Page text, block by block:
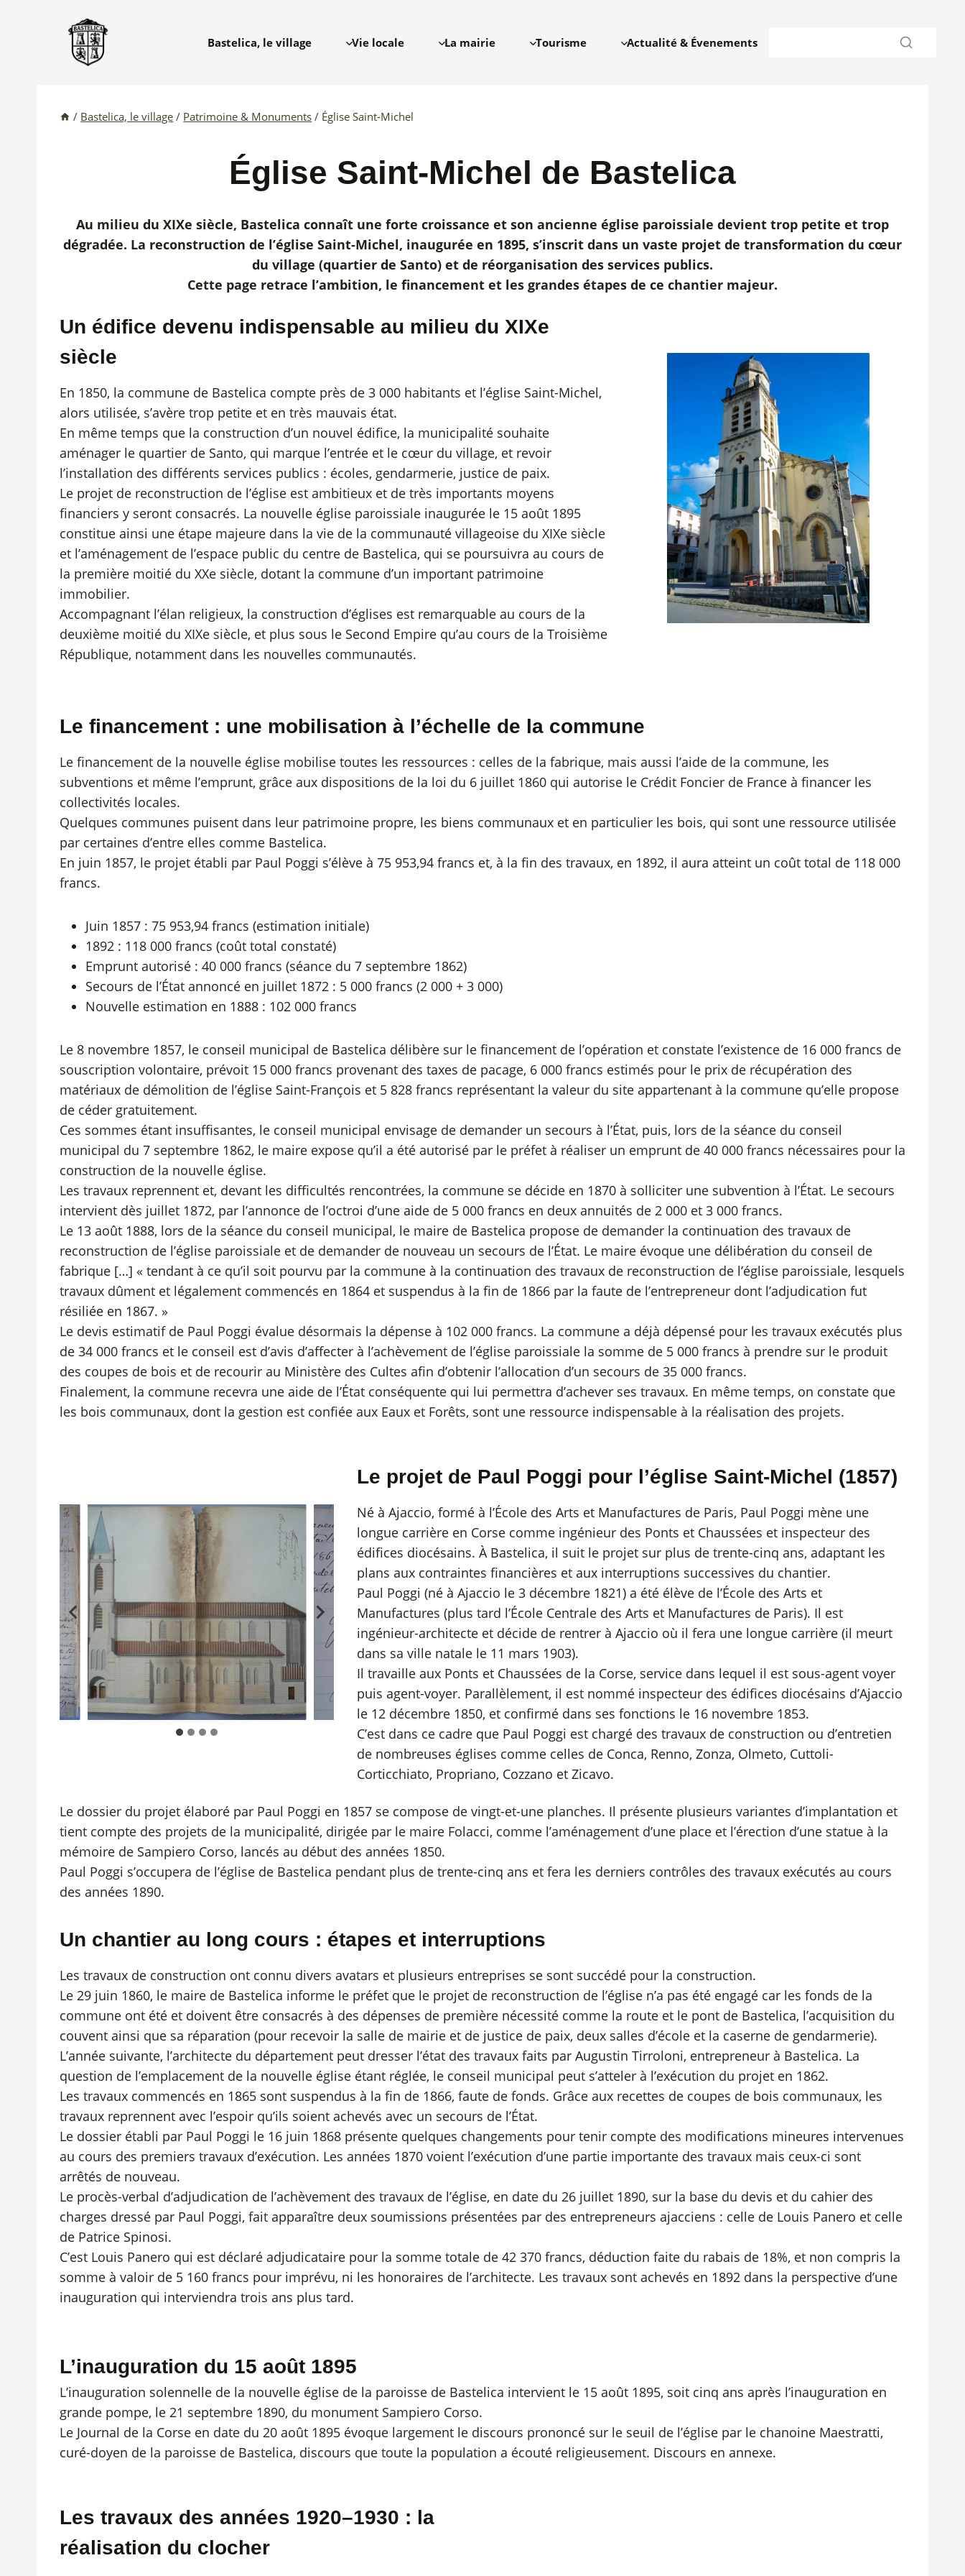
Bastelica, le village Vie locale La mairie Tourisme Actualité & Évenements
/ Bastelica, le village / Patrimoine & Monuments / Église Saint-Michel
Église Saint-Michel de Bastelica
Au milieu du XIXe siècle, Bastelica connaît une forte croissance et son ancienne église paroissiale devient trop petite et trop
dégradée. La reconstruction de l’église Saint-Michel, inaugurée en 1895, s’inscrit dans un vaste projet de transformation du cœur
du village (quartier de Santo) et de réorganisation des services publics.
Cette page retrace l’ambition, le financement et les grandes étapes de ce chantier majeur.
Un édifice devenu indispensable au milieu du XIXe
siècle
En 1850, la commune de Bastelica compte près de 3 000 habitants et l’église Saint-Michel,
alors utilisée, s’avère trop petite et en très mauvais état.
En même temps que la construction d’un nouvel édifice, la municipalité souhaite
aménager le quartier de Santo, qui marque l’entrée et le cœur du village, et revoir
l’installation des différents services publics : écoles, gendarmerie, justice de paix.
Le projet de reconstruction de l’église est ambitieux et de très importants moyens
financiers y seront consacrés. La nouvelle église paroissiale inaugurée le 15 août 1895
constitue ainsi une étape majeure dans la vie de la communauté villageoise du XIXe siècle
et l’aménagement de l’espace public du centre de Bastelica, qui se poursuivra au cours de
la première moitié du XXe siècle, dotant la commune d’un important patrimoine
immobilier.
Accompagnant l’élan religieux, la construction d’églises est remarquable au cours de la
deuxième moitié du XIXe siècle, et plus sous le Second Empire qu’au cours de la Troisième
République, notamment dans les nouvelles communautés.
Le financement : une mobilisation à l’échelle de la commune
Le financement de la nouvelle église mobilise toutes les ressources : celles de la fabrique, mais aussi l’aide de la commune, les
subventions et même l’emprunt, grâce aux dispositions de la loi du 6 juillet 1860 qui autorise le Crédit Foncier de France à financer les
collectivités locales.
Quelques communes puisent dans leur patrimoine propre, les biens communaux et en particulier les bois, qui sont une ressource utilisée
par certaines d’entre elles comme Bastelica.
En juin 1857, le projet établi par Paul Poggi s’élève à 75 953,94 francs et, à la fin des travaux, en 1892, il aura atteint un coût total de 118 000
francs.
Juin 1857 : 75 953,94 francs (estimation initiale)
1892 : 118 000 francs (coût total constaté)
Emprunt autorisé : 40 000 francs (séance du 7 septembre 1862)
Secours de l’État annoncé en juillet 1872 : 5 000 francs (2 000 + 3 000)
Nouvelle estimation en 1888 : 102 000 francs
Le 8 novembre 1857, le conseil municipal de Bastelica délibère sur le financement de l’opération et constate l’existence de 16 000 francs de
souscription volontaire, prévoit 15 000 francs provenant des taxes de pacage, 6 000 francs estimés pour le prix de récupération des
matériaux de démolition de l’église Saint-François et 5 828 francs représentant la valeur du site appartenant à la commune qu’elle propose
de céder gratuitement.
Ces sommes étant insuffisantes, le conseil municipal envisage de demander un secours à l’État, puis, lors de la séance du conseil
municipal du 7 septembre 1862, le maire expose qu’il a été autorisé par le préfet à réaliser un emprunt de 40 000 francs nécessaires pour la
construction de la nouvelle église.
Les travaux reprennent et, devant les difficultés rencontrées, la commune se décide en 1870 à solliciter une subvention à l’État. Le secours
intervient dès juillet 1872, par l’annonce de l’octroi d’une aide de 5 000 francs en deux annuités de 2 000 et 3 000 francs.
Le 13 août 1888, lors de la séance du conseil municipal, le maire de Bastelica propose de demander la continuation des travaux de
reconstruction de l’église paroissiale et de demander de nouveau un secours de l’État. Le maire évoque une délibération du conseil de
fabrique […] « tendant à ce qu’il soit pourvu par la commune à la continuation des travaux de reconstruction de l’église paroissiale, lesquels
travaux dûment et légalement commencés en 1864 et suspendus à la fin de 1866 par la faute de l’entrepreneur dont l’adjudication fut
résiliée en 1867. »
Le devis estimatif de Paul Poggi évalue désormais la dépense à 102 000 francs. La commune a déjà dépensé pour les travaux exécutés plus
de 34 000 francs et le conseil est d’avis d’affecter à l’achèvement de l’église paroissiale la somme de 5 000 francs à prendre sur le produit
des coupes de bois et de recourir au Ministère des Cultes afin d’obtenir l’allocation d’un secours de 35 000 francs.
Finalement, la commune recevra une aide de l’État conséquente qui lui permettra d’achever ses travaux. En même temps, on constate que
les bois communaux, dont la gestion est confiée aux Eaux et Forêts, sont une ressource indispensable à la réalisation des projets.
Le projet de Paul Poggi pour l’église Saint-Michel (1857)
Né à Ajaccio, formé à l’École des Arts et Manufactures de Paris, Paul Poggi mène une
longue carrière en Corse comme ingénieur des Ponts et Chaussées et inspecteur des
édifices diocésains. À Bastelica, il suit le projet sur plus de trente-cinq ans, adaptant les
plans aux contraintes financières et aux interruptions successives du chantier.
Paul Poggi (né à Ajaccio le 3 décembre 1821) a été élève de l’École des Arts et
Manufactures (plus tard l’École Centrale des Arts et Manufactures de Paris). Il est
ingénieur-architecte et décide de rentrer à Ajaccio où il fera une longue carrière (il meurt
dans sa ville natale le 11 mars 1903).
Il travaille aux Ponts et Chaussées de la Corse, service dans lequel il est sous-agent voyer
puis agent-voyer. Parallèlement, il est nommé inspecteur des édifices diocésains d’Ajaccio
le 12 décembre 1850, et confirmé dans ses fonctions le 16 novembre 1853.
C’est dans ce cadre que Paul Poggi est chargé des travaux de construction ou d’entretien
de nombreuses églises comme celles de Conca, Renno, Zonza, Olmeto, Cuttoli-
Corticchiato, Propriano, Cozzano et Zicavo.
Le dossier du projet élaboré par Paul Poggi en 1857 se compose de vingt-et-une planches. Il présente plusieurs variantes d’implantation et
tient compte des projets de la municipalité, dirigée par le maire Folacci, comme l’aménagement d’une place et l’érection d’une statue à la
mémoire de Sampiero Corso, lancés au début des années 1850.
Paul Poggi s’occupera de l’église de Bastelica pendant plus de trente-cinq ans et fera les derniers contrôles des travaux exécutés au cours
des années 1890.
Un chantier au long cours : étapes et interruptions
Les travaux de construction ont connu divers avatars et plusieurs entreprises se sont succédé pour la construction.
Le 29 juin 1860, le maire de Bastelica informe le préfet que le projet de reconstruction de l’église n’a pas été engagé car les fonds de la
commune ont été et doivent être consacrés à des dépenses de première nécessité comme la route et le pont de Bastelica, l’acquisition du
couvent ainsi que sa réparation (pour recevoir la salle de mairie et de justice de paix, deux salles d’école et la caserne de gendarmerie).
L’année suivante, l’architecte du département peut dresser l’état des travaux faits par Augustin Tirroloni, entrepreneur à Bastelica. La
question de l’emplacement de la nouvelle église étant réglée, le conseil municipal peut s’atteler à l’exécution du projet en 1862.
Les travaux commencés en 1865 sont suspendus à la fin de 1866, faute de fonds. Grâce aux recettes de coupes de bois communaux, les
travaux reprennent avec l’espoir qu’ils soient achevés avec un secours de l’État.
Le dossier établi par Paul Poggi le 16 juin 1868 présente quelques changements pour tenir compte des modifications mineures intervenues
au cours des premiers travaux d’exécution. Les années 1870 voient l’exécution d’une partie importante des travaux mais ceux-ci sont
arrêtés de nouveau.
Le procès-verbal d’adjudication de l’achèvement des travaux de l’église, en date du 26 juillet 1890, sur la base du devis et du cahier des
charges dressé par Paul Poggi, fait apparaître deux soumissions présentées par des entrepreneurs ajacciens : celle de Louis Panero et celle
de Patrice Spinosi.
C’est Louis Panero qui est déclaré adjudicataire pour la somme totale de 42 370 francs, déduction faite du rabais de 18%, et non compris la
somme à valoir de 5 160 francs pour imprévu, ni les honoraires de l’architecte. Les travaux sont achevés en 1892 dans la perspective d’une
inauguration qui interviendra trois ans plus tard.
L’inauguration du 15 août 1895
L’inauguration solennelle de la nouvelle église de la paroisse de Bastelica intervient le 15 août 1895, soit cinq ans après l’inauguration en
grande pompe, le 21 septembre 1890, du monument Sampiero Corso.
Le Journal de la Corse en date du 20 août 1895 évoque largement le discours prononcé sur le seuil de l’église par le chanoine Maestratti,
curé-doyen de la paroisse de Bastelica, discours que toute la population a écouté religieusement. Discours en annexe.
Les travaux des années 1920–1930 : la
réalisation du clocher